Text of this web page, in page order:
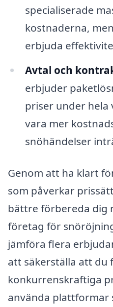
specialiserade
kostnaderna,
erbjuda
Avtal och
erbjuder
priser under hela
vara mer
snöhändelser
Genom att ha klart
som påverkar
bättre förbereda dig
företag för
jämföra flera
att säkerställa att du
konkurrenskraftiga
använda plattformar